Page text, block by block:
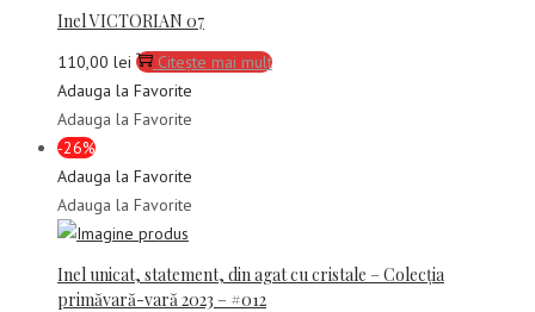
Inel VICTORIAN 07
110,00 lei
Citește mai mult
Adauga la Favorite
Adauga la Favorite
-26%
Adauga la Favorite
Adauga la Favorite
Inel unicat, statement, din agat cu cristale – Colecția
primăvară-vară 2023 – #012